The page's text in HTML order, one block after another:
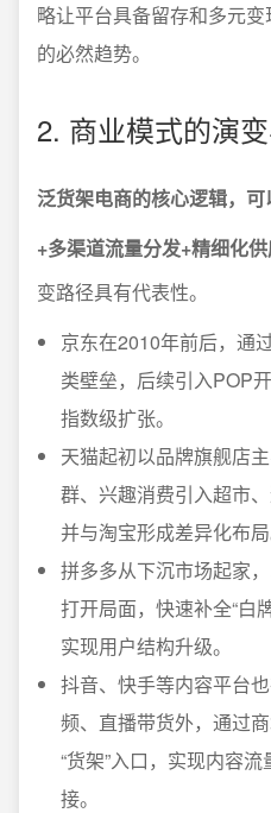
略让平台具备留存和多元
的必然趋势。
2. 商业模式的演
泛货架电商的核心逻辑，
+多渠道流量分发+精细化供
变路径具有代表性。
京东在2010年前后，通
类壁垒，后续引入POP
指数级扩张。
天猫起初以品牌旗舰店
群、兴趣消费引入超市
并与淘宝形成差异化布局
拼多多从下沉市场起家
打开局面，快速补全“白
实现用户结构升级。
抖音、快手等内容平台
频、直播带货外，通过
“货架”入口，实现内容
接。